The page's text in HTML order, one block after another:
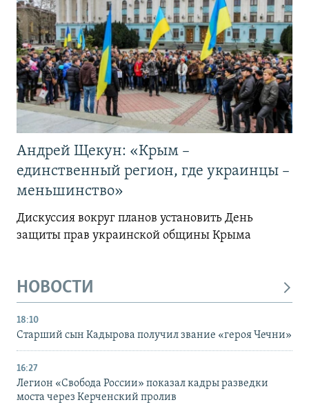
Андрей Щекун: «Крым –
единственный регион, где украинцы –
меньшинство»
Дискуссия вокруг планов установить День
защиты прав украинской общины Крыма
НОВОСТИ
18:10
Старший сын Кадырова получил звание «героя Чечни»
16:27
Легион «Свобода России» показал кадры разведки
моста через Керченский пролив